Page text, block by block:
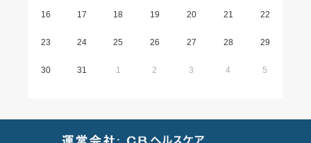
16 17 18 19 20 21 22
23 24 25 26 27 28 29
30 31 1 2 3 4 5